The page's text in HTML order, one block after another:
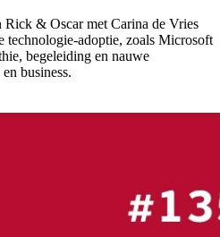
Rick & Oscar met Carina de Vries
technologie-adoptie, zoals Microsoft
begeleiding en nauwe
business.